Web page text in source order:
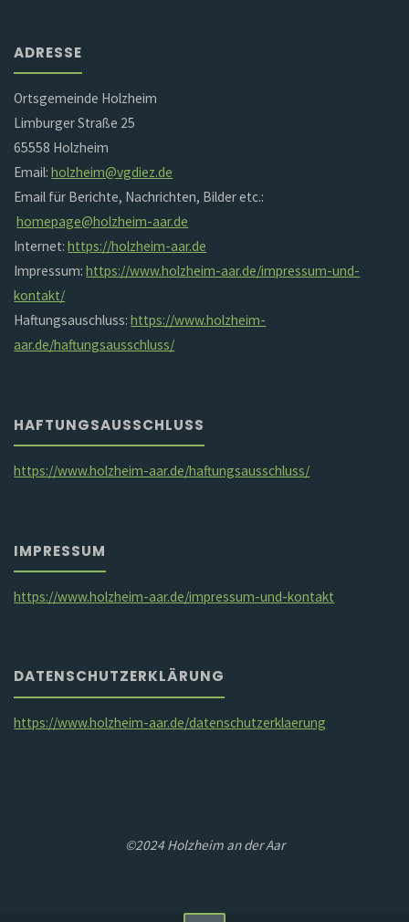
ADRESSE
Ortsgemeinde Holzheim
Limburger Straße 25
65558 Holzheim
Email:holzheim@vgdiez.de
Email für Berichte, Nachrichten, Bilder etc.:
homepage@holzheim-aar.de
Internet:https://holzheim-aar.de
Impressum:https://www.holzheim-aar.de/impressum-und-
kontakt/
Haftungsauschluss:https://www.holzheim-
aar.de/haftungsausschluss/
HAFTUNGSAUSSCHLUSS
https://www.holzheim-aar.de/haftungsausschluss/
IMPRESSUM
https://www.holzheim-aar.de/impressum-und-kontakt
DATENSCHUTZERKLÄRUNG
https://www.holzheim-aar.de/datenschutzerklaerung
©2024 Holzheim an der Aar